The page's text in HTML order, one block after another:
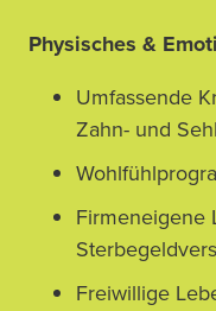
Physisches &
Umfassende
Zahn- und
Firmeneigene
Freiwillige